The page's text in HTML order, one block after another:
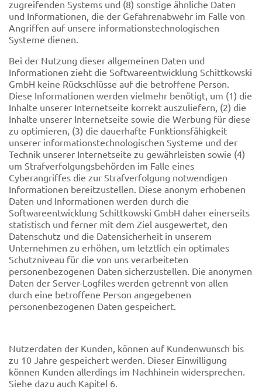
zugreifenden Systems und (8) sonstige ähnliche Daten
und Informationen, die der Gefahrenabwehr im Falle von
Angriffen auf unsere informationstechnologischen
Systeme dienen.
Bei der Nutzung dieser allgemeinen Daten und
Informationen zieht die Softwareentwicklung Schittkowski
GmbH keine Rückschlüsse auf die betroffene Person.
Diese Informationen werden vielmehr benötigt, um (1) die
Inhalte unserer Internetseite korrekt auszuliefern, (2) die
Inhalte unserer Internetseite sowie die Werbung für diese
zu optimieren, (3) die dauerhafte Funktionsfähigkeit
unserer informationstechnologischen Systeme und der
Technik unserer Internetseite zu gewährleisten sowie (4)
um Strafverfolgungsbehörden im Falle eines
Cyberangriffes die zur Strafverfolgung notwendigen
Informationen bereitzustellen. Diese anonym erhobenen
Daten und Informationen werden durch die
Softwareentwicklung Schittkowski GmbH daher einerseits
statistisch und ferner mit dem Ziel ausgewertet, den
Datenschutz und die Datensicherheit in unserem
Unternehmen zu erhöhen, um letztlich ein optimales
Schutzniveau für die von uns verarbeiteten
personenbezogenen Daten sicherzustellen. Die anonymen
Daten der Server-Logfiles werden getrennt von allen
durch eine betroffene Person angegebenen
personenbezogenen Daten gespeichert.
Nutzerdaten der Kunden, können auf Kundenwunsch bis
zu 10 Jahre gespeichert werden. Dieser Einwilligung
können Kunden allerdings im Nachhinein widersprechen.
Siehe dazu auch Kapitel 6.